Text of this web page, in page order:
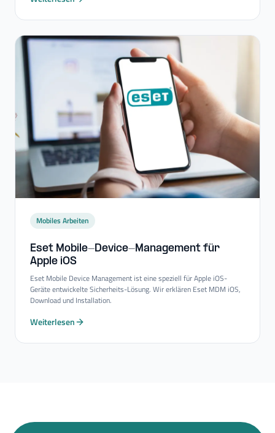
Mobiles Arbeiten
Eset Mobile-​Device-​Management für
Apple iOS
Eset Mobile Device Management ist eine speziell für Apple iOS-
Geräte entwickelte Sicherheits-Lösung. Wir erklären Eset MDM iOS,
Download und Installation.
Weiterlesen